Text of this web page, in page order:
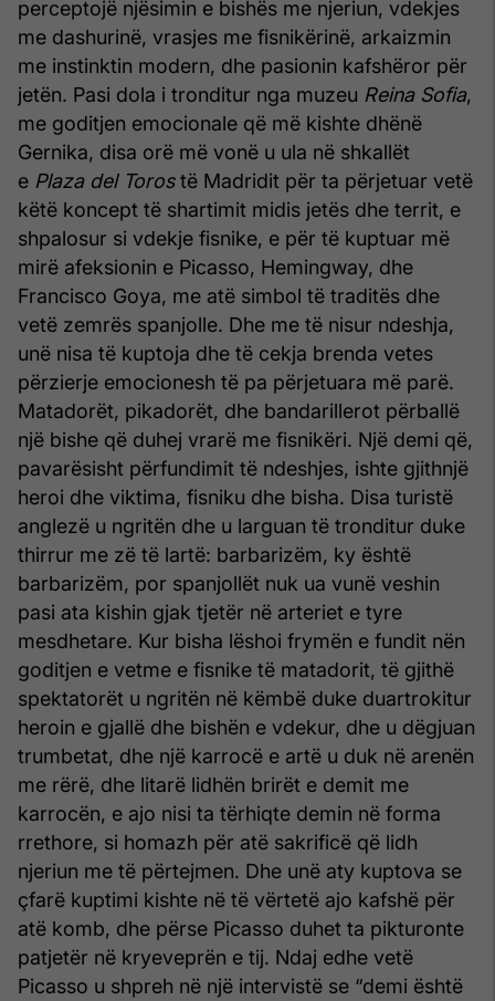
perceptojë njësimin e bishës me njeriun, vdekjes
me dashurinë, vrasjes me fisnikërinë, arkaizmin
me instinktin modern, dhe pasionin kafshëror për
jetën. Pasi dola i tronditur nga muzeu Reina Sofia,
me goditjen emocionale që më kishte dhënë
Gernika, disa orë më vonë u ula në shkallët
e Plaza del Torostë Madridit për ta përjetuar vetë
këtë koncept të shartimit midis jetës dhe territ, e
shpalosur si vdekje fisnike, e për të kuptuar më
mirë afeksionin e Picasso, Hemingway, dhe
Francisco Goya, me atë simbol të traditës dhe
vetë zemrës spanjolle. Dhe me të nisur ndeshja,
unë nisa të kuptoja dhe të cekja brenda vetes
përzierje emocionesh të pa përjetuara më parë.
Matadorët, pikadorët, dhe bandarillerot përballë
një bishe që duhej vrarë me fisnikëri. Një demi që,
pavarësisht përfundimit të ndeshjes, ishte gjithnjë
heroi dhe viktima, fisniku dhe bisha. Disa turistë
anglezë u ngritën dhe u larguan të tronditur duke
thirrur me zë të lartë: barbarizëm, ky është
barbarizëm, por spanjollët nuk ua vunë veshin
pasi ata kishin gjak tjetër në arteriet e tyre
mesdhetare. Kur bisha lëshoi frymën e fundit nën
goditjen e vetme e fisnike të matadorit, të gjithë
spektatorët u ngritën në këmbë duke duartrokitur
heroin e gjallë dhe bishën e vdekur, dhe u dëgjuan
trumbetat, dhe një karrocë e artë u duk në arenën
me rërë, dhe litarë lidhën brirët e demit me
karrocën, e ajo nisi ta tërhiqte demin në forma
rrethore, si homazh për atë sakrificë që lidh
njeriun me të përtejmen. Dhe unë aty kuptova se
çfarë kuptimi kishte në të vërtetë ajo kafshë për
atë komb, dhe përse Picasso duhet ta pikturonte
patjetër në kryeveprën e tij. Ndaj edhe vetë
Picasso u shpreh në një intervistë se “demi është